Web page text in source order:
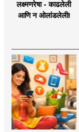
लक्ष्मणरेषा - काढलेली
आणि न ओलांडलेली!